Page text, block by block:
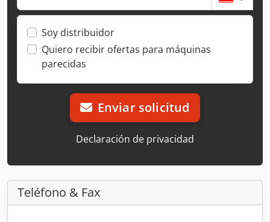
Soy distribuidor
Quiero recibir ofertas para máquinas
parecidas
Enviar solicitud
Declaración de privacidad
Teléfono & Fax